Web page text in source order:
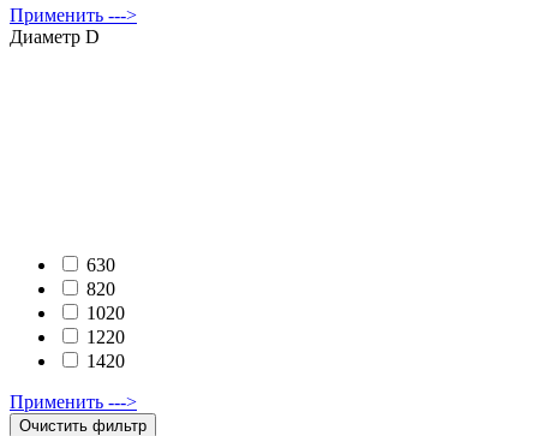
Применить --->
Диаметр D
630
820
1020
1220
1420
Применить --->